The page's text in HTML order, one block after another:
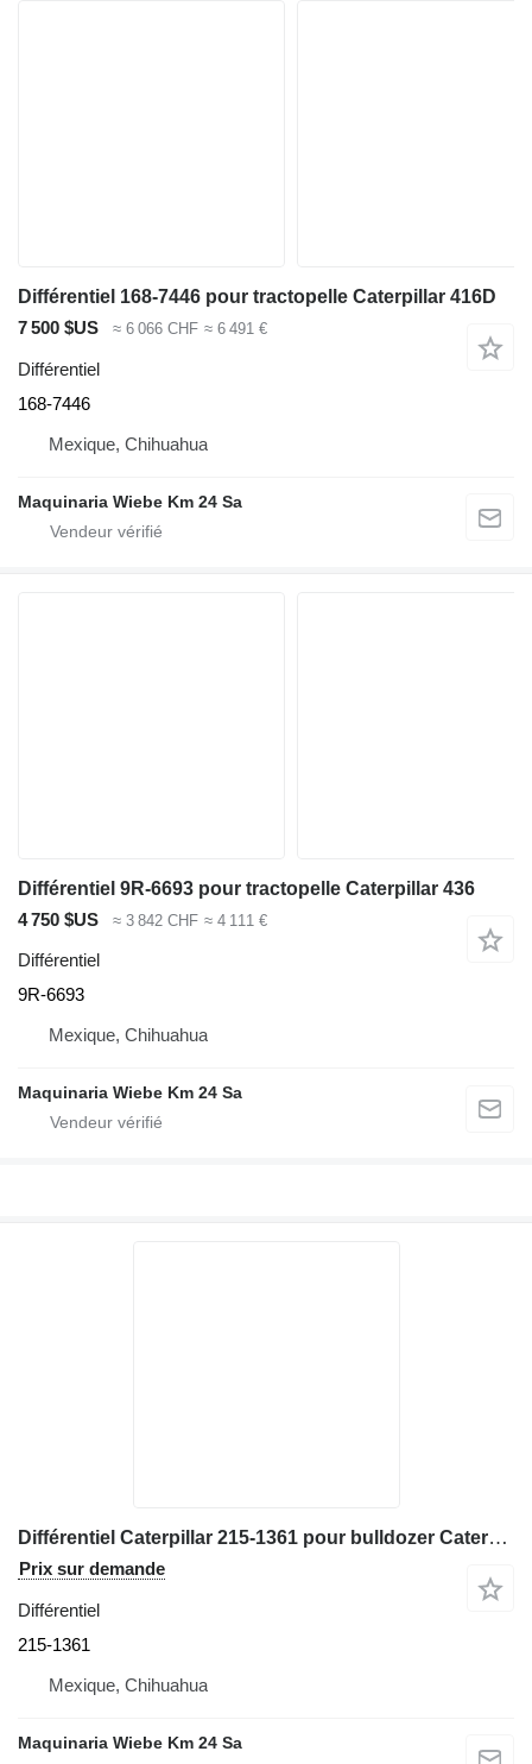
Différentiel 168-7446 pour tractopelle Caterpillar 416D
7 500 $US
≈ 6 066 CHF ≈ 6 491 €
Différentiel
168-7446
Mexique, Chihuahua
Maquinaria Wiebe Km 24 Sa
Différentiel 9R-6693 pour tractopelle Caterpillar 436
4 750 $US
≈ 3 842 CHF ≈ 4 111 €
Différentiel
9R-6693
Mexique, Chihuahua
Maquinaria Wiebe Km 24 Sa
Différentiel Caterpillar 215-1361 pour bulldozer Caterpillar D6R LGP
Prix sur demande
Différentiel
215-1361
Mexique, Chihuahua
Maquinaria Wiebe Km 24 Sa